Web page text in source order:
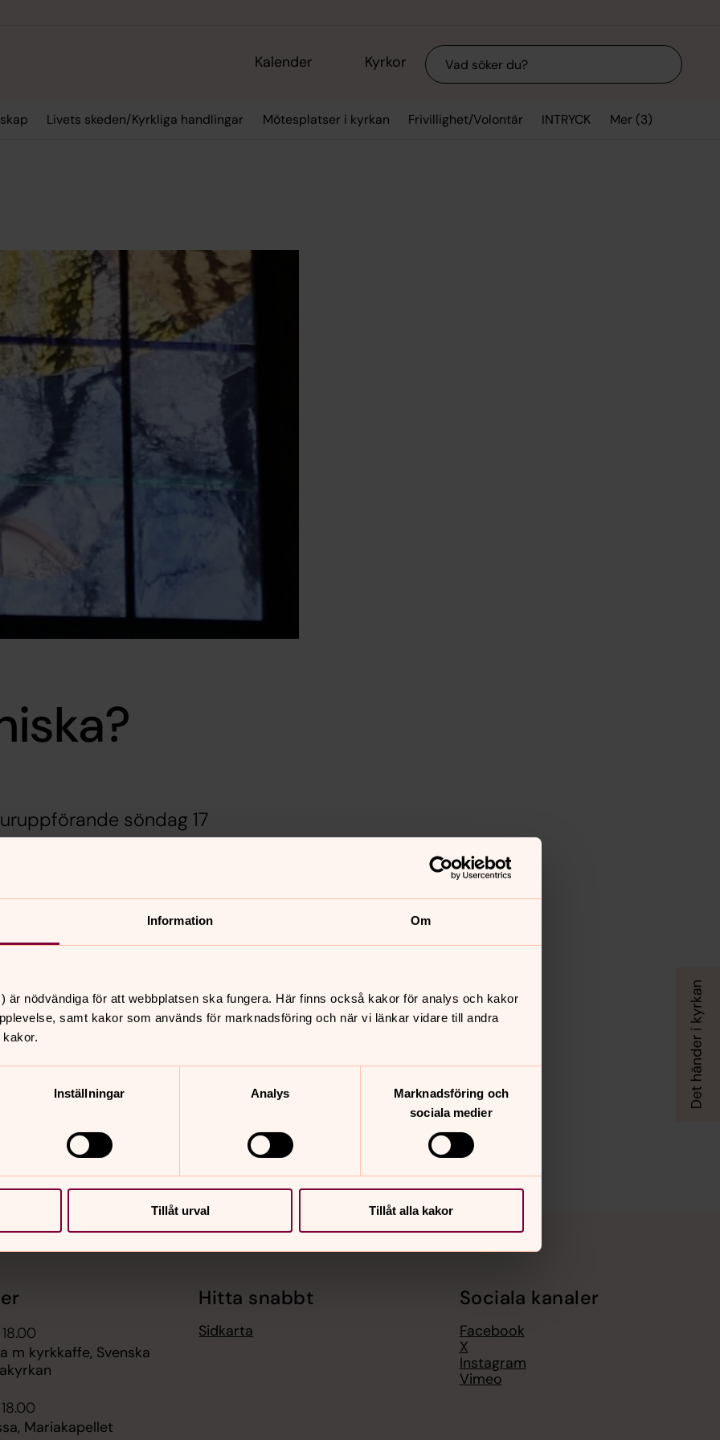
Information Om
är nödvändiga för att webbplatsen ska fungera. Här finns också kakor för analys och kakor
samt kakor som används för marknadsföring och när vi länkar vidare till andra
Inställningar Analys
Marknadsföring och
sociala medier
Tillåt urval Tillåt alla kakor
Kalender Kyrkor Sök
Livets skeden/Kyrkliga handlingar Mötesplatser i kyrkan Frivillighet/Volontär INTRYCK Mer (3)
söndag 17
av stycket ”Vad är en
från Piteå. Stycket är beställt av
Texten i stycket är inspirerad av
byggdes, och även tankar
m kyrkkaffe, Svenska
Mariakapellet
Hitta snabbt
Sidkarta
Sociala kanaler
Facebook
X
Instagram
Vimeo